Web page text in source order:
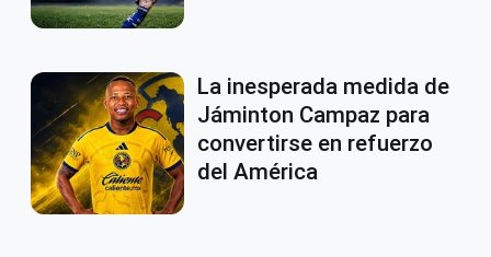
La inesperada medida de
Jáminton Campaz para
convertirse en refuerzo
del América